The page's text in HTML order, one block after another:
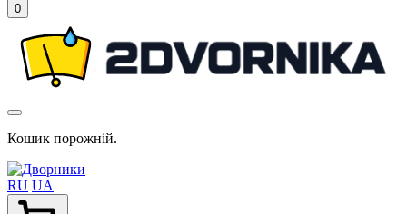
0
Кошик порожній.
RU UA